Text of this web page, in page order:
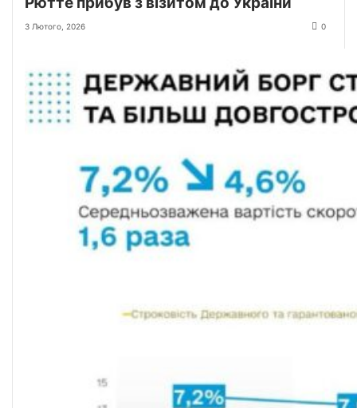
3 Лютого, 2026 0